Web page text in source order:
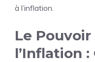
à l’inflation.
Le Pouvoir
l’Inflation :